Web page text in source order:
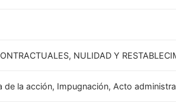
NULIDAD Y
de la acción, Impugnación, Acto